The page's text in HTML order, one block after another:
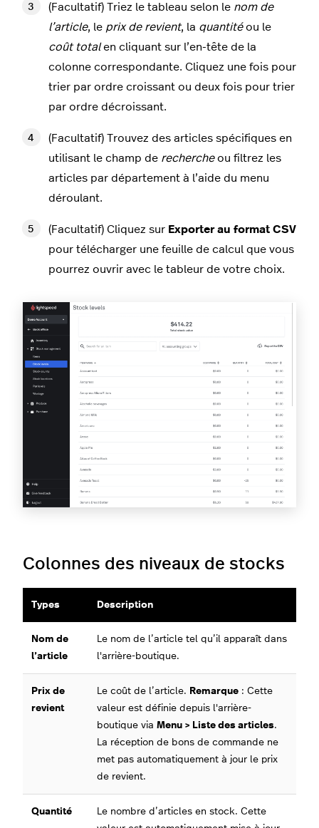
(Facultatif) Triez le tableau selon le nom de
l’article, le prix de revient, la quantitéou le
coût totalen cliquant sur l’en-tête de la
colonne correspondante. Cliquez une fois pour
trier par ordre croissant ou deux fois pour trier
par ordre décroissant.
(Facultatif) Trouvez des articles spécifiques en
utilisant le champ de rechercheou filtrez les
articles par département à l’aide du menu
déroulant.
(Facultatif) Cliquez sur Exporter au format CSV
pour télécharger une feuille de calcul que vous
pourrez ouvrir avec le tableur de votre choix.
Colonnes des niveaux de stocks
Types Description
Nom de
l’article
Le nom de l’article tel qu’il apparaît dans
l'arrière-boutique.
Prix de
revient
Le coût de l’article. Remarque : Cette
valeur est définie depuis l'arrière-
boutique via Menu > Liste des articles.
La réception de bons de commande ne
met pas automatiquement à jour le prix
de revient.
Quantité
Le nombre d’articles en stock. Cette